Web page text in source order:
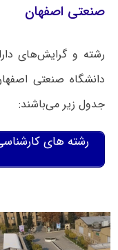
صنعتی اصفهان
رشته و گرایش‌های
جدول زیر می‌باشند:
رشته های